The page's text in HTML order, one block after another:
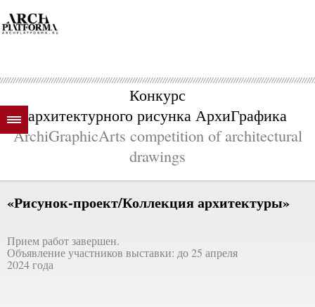
Конкурс
архитектурного рисунка АрхиГрафика
ArchiGraphicArts competition of architectural
drawings
«Рисунок-проект/Коллекция архитектуры»
Прием работ завершен.
Объявление участников выставки: до 25 апреля
2024 года